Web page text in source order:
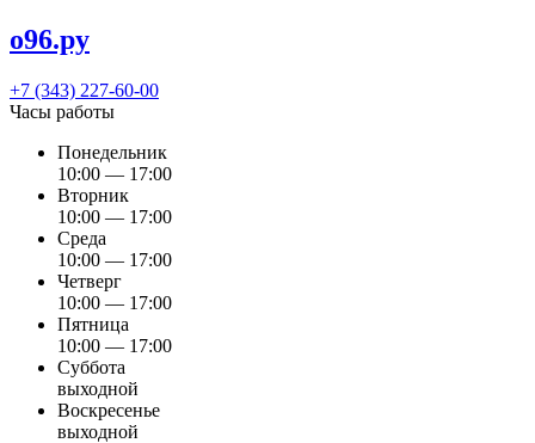
о96.ру
+7 (343) 227-60-00
Часы работы
Понедельник
10:00 — 17:00
Вторник
10:00 — 17:00
Среда
10:00 — 17:00
Четверг
10:00 — 17:00
Пятница
10:00 — 17:00
Суббота
выходной
Воскресенье
выходной